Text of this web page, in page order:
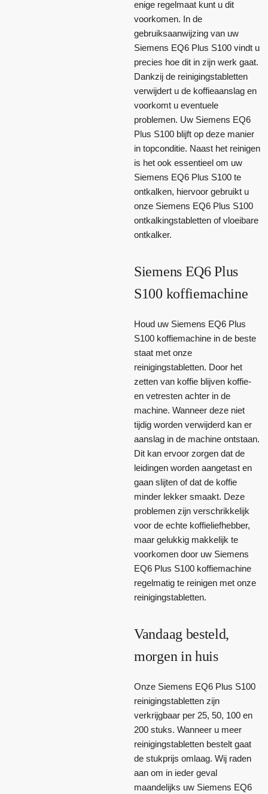
enige regelmaat kunt u dit
voorkomen. In de
gebruiksaanwijzing van uw
Siemens EQ6 Plus S100 vindt u
precies hoe dit in zijn werk gaat.
Dankzij de reinigingstabletten
verwijdert u de koffieaanslag en
voorkomt u eventuele
problemen. Uw Siemens EQ6
Plus S100 blijft op deze manier
in topconditie. Naast het reinigen
is het ook essentieel om uw
Siemens EQ6 Plus S100 te
ontkalken, hiervoor gebruikt u
onze Siemens EQ6 Plus S100
ontkalkingstabletten of vloeibare
ontkalker.
Siemens EQ6 Plus
S100 koffiemachine
Houd uw Siemens EQ6 Plus
S100 koffiemachine in de beste
staat met onze
reinigingstabletten. Door het
zetten van koffie blijven koffie-
en vetresten achter in de
machine. Wanneer deze niet
tijdig worden verwijderd kan er
aanslag in de machine ontstaan.
Dit kan ervoor zorgen dat de
leidingen worden aangetast en
gaan slijten of dat de koffie
minder lekker smaakt. Deze
problemen zijn verschrikkelijk
voor de echte koffieliefhebber,
maar gelukkig makkelijk te
voorkomen door uw Siemens
EQ6 Plus S100 koffiemachine
regelmatig te reinigen met onze
reinigingstabletten.
Vandaag besteld,
morgen in huis
Onze Siemens EQ6 Plus S100
reinigingstabletten zijn
verkrijgbaar per 25, 50, 100 en
200 stuks. Wanneer u meer
reinigingstabletten bestelt gaat
de stukprijs omlaag. Wij raden
aan om in ieder geval
maandelijks uw Siemens EQ6